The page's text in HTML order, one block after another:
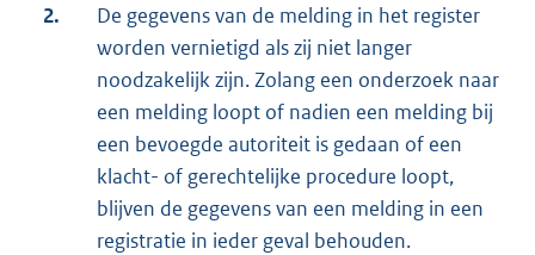
2.
De gegevens van de melding in het register
worden vernietigd als zij niet langer
noodzakelijk zijn. Zolang een onderzoek naar
een melding loopt of nadien een melding bij
een bevoegde autoriteit is gedaan of een
klacht- of gerechtelijke procedure loopt,
blijven de gegevens van een melding in een
registratie in ieder geval behouden.